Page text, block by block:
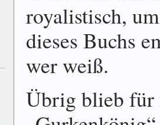
royalistisch,
dieses Buchs
wer weiß.
Übrig blieb für